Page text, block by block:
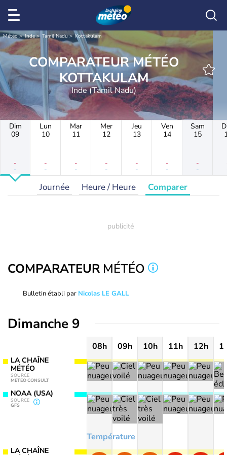
Météo Inde Tamil Nadu Kottakulam
COMPARATEUR MÉTÉO
KOTTAKULAM
Inde (Tamil Nadu)
Dim
09
-
-
Lun
10
-
-
Mar
11
-
-
Mer
12
-
-
Jeu
13
-
-
Ven
14
-
-
Sam
15
-
-
Journée Heure / Heure Comparer
COMPARATEUR MÉTÉO
Bulletin établi par Nicolas LE GALL
Dimanche 9
LA CHAÎNE
MÉTÉO
SOURCE
METEO CONSULT
NOAA (USA)
SOURCE
GFS
LA CHAÎNE
08h 09h 10h 11h 12h
Température